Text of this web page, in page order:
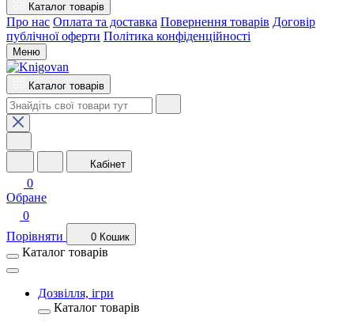
Каталог товарів
Про нас Оплата та доставка Повернення товарів Договір
публічної оферти Політика конфіденційності
Меню
Каталог товарів
Кабінет
0
Обране
0
Порівняти
0 Кошик
Каталог товарів
Дозвілля, ігри
Каталог товарів